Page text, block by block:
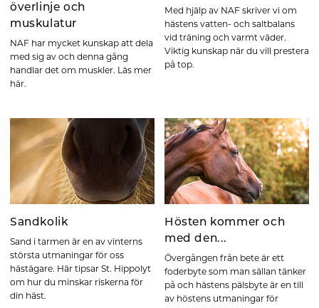
överlinje och
muskulatur
NAF har mycket kunskap att dela
med sig av och denna gång
handlar det om muskler. Läs mer
här.
Med hjälp av NAF skriver vi om
hästens vatten- och saltbalans
vid träning och varmt väder.
Viktig kunskap när du vill prestera
på top.
Sandkolik
Sand i tarmen är en av vinterns
största utmaningar för oss
hästägare. Här tipsar St. Hippolyt
om hur du minskar riskerna för
din häst.
Hösten kommer och
med den...
Övergången från bete är ett
foderbyte som man sällan tänker
på och hästens pälsbyte är en till
av höstens utmaningar för